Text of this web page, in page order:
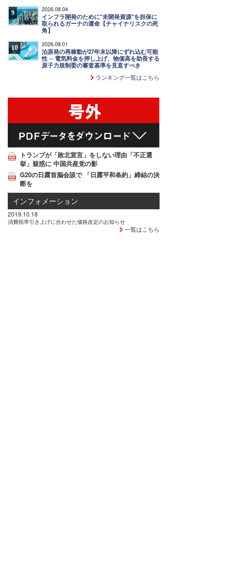
9 2026.08.04
インフラ開発のために"未開発資源"を担保に
取られるガーナの運命【チャイナリスクの死
角】
10 2026.08.01
泊原発の再稼動が27年末以降にずれ込む可能
性 ─ 電気料金を押し上げ、物価高を助長する
原子力規制委の審査基準を見直すべき
ランキング一覧はこちら
トランプが「敗北宣言」をしない理由「不正選
挙」疑惑に 中国共産党の影
G20の日露首脳会談で 「日露平和条約」締結の決
断を
インフォメーション
2019.10.18
消費税率引き上げに合わせた価格改定のお知らせ
一覧はこちら